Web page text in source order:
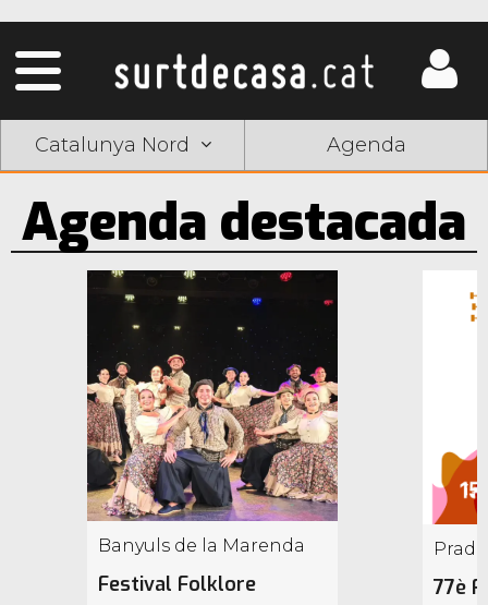
Catalunya Nord Agenda
Agenda destacada
Banyuls de la Marenda
Festival Folklore
77è